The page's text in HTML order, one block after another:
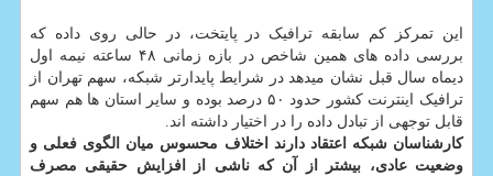
این تمرکز کم سابقه ترافیک در پایتخت، در حالی روی داده که
بررسی داده های همین شاخص در بازه زمانی ۴۸ ساعته نیمه اول
دیماه سال قبل نشان میدهد در شرایط پایدارتر شبکه، سهم تهران از
ترافیک اینترنت کشور حدود ۵۰ درصد بوده و سایر استان ها هم سهم
قابل توجهی از تبادل داده را در اختیار داشته اند.
کارشناسان شبکه اعتقاد دارند اختلاف محسوس میان الگوی فعلی و
وضعیت عادی، بیشتر از آن که ناشی از افزایش حقیقی مصرف